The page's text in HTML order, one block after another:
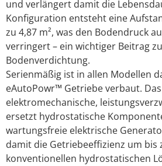
und verlängert damit die
Konfiguration entsteht eine
zu 4,87 m², was den Bodendruck
verringert – ein wichtiger Beitrag
Bodenverdichtung.
Serienmäßig ist in allen Modellen
eAutoPowr™ Getriebe verbaut. Das
elektromechanische,
ersetzt hydrostatische
wartungsfreie elektrische
damit die Getriebeeffizienz um bis
konventionellen hydrostatischen